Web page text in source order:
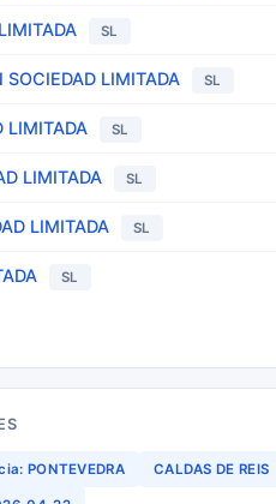
SL
SOCIEDAD LIMITADA SL
LIMITADA SL
LIMITADA SL
LIMITADA SL
SL
PONTEVEDRA CALDAS DE REIS